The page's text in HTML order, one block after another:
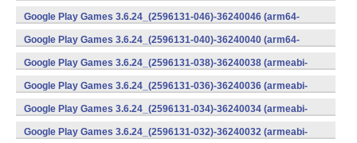
v8a) (Android)
Google Play Games 3.6.24_(2596131-046)-36240046 (arm64-
v8a) (Android)
Google Play Games 3.6.24_(2596131-040)-36240040 (arm64-
v8a) (Android)
Google Play Games 3.6.24_(2596131-038)-36240038 (armeabi-
v7a) (Android)
Google Play Games 3.6.24_(2596131-036)-36240036 (armeabi-
v7a) (Android)
Google Play Games 3.6.24_(2596131-034)-36240034 (armeabi-
v7a) (Android)
Google Play Games 3.6.24_(2596131-032)-36240032 (armeabi-